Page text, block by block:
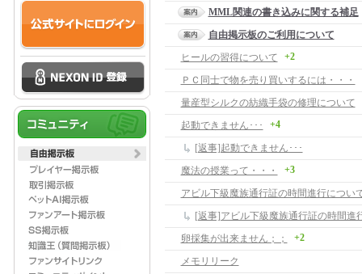
MML関連の書き込みに関する補足
自由掲示板のご利用について
ヒールの習得について
+2
ＰＣ同士で物を売り買いするには・・・
量産型シルクの紡織手袋の修理について
起動できません･･･ +4
[返事]起動できません･･･
魔法の授業って・・・
+3
アビル下級魔族通行証の時間進行につい
[返事]アビル下級魔族通行証の時間進
卵採集が出来ません；；
+2
メモリリーク